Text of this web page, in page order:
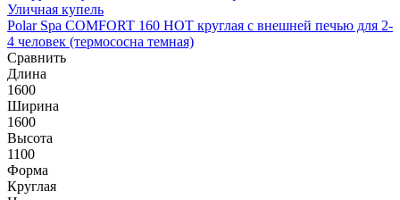
Уличная купель
Polar Spa COMFORT 160 HOT круглая с внешней печью для 2-
4 человек (термососна темная)
Сравнить
Длина
1600
Ширина
1600
Высота
1100
Форма
Круглая